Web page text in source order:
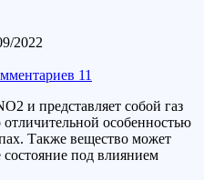
2022
11
и представляет собой газ
отличительной особенностью
Также вещество может
состояние под влиянием